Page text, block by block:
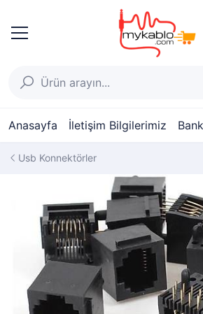
Anasayfa İletişim Bilgilerimiz
Usb Konnektörler